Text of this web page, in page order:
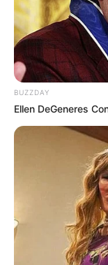
Shenina
Beby Tsabina
Alamat email Anda tidak
BUZZDAY
Ellen DeGeneres